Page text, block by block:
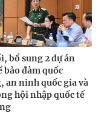
bổ sung 2 dự án
bảo đảm quốc
an ninh quốc gia và
hội nhập quốc tế